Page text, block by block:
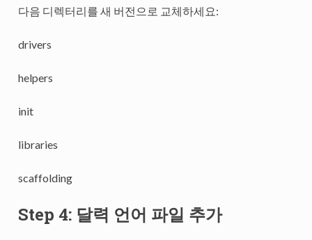
다음 디렉터리를 새 버전으로 교체하세요:
drivers
helpers
init
libraries
scaffolding
Step 4: 달력 언어 파일 추가